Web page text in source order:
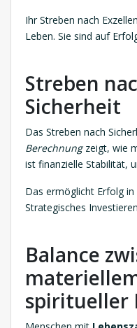
Ihr Streben nach
Leben. Sie sind auf
Streben
Sicherheit
Das Streben nach
Berechnungzeigt, wie
ist finanzielle Stabilität,
Das ermöglicht Erfolg in
Strategisches
Balance
spiritueller